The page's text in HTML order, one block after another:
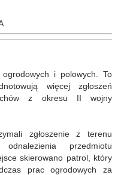
i polowych. To
więcej zgłoszeń
z okresu II wojny
zgłoszenie z terenu
przedmiotu
skierowano patrol, który
prac ogrodowych za